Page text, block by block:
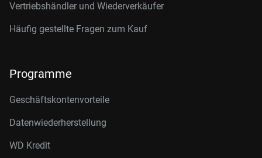
Vertriebshändler und Wiederverkäufer
Häufig gestellte Fragen zum Kauf
Programme
Geschäftskontenvorteile
Datenwiederherstellung
WD Kredit